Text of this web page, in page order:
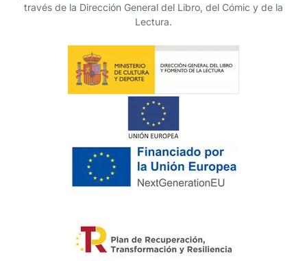
través de la Dirección General del Libro, del Cómic y de la
Lectura.